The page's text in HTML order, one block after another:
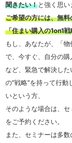
聞きたい！と強く思い
ご希望の方には、無
「住まい購入の1on1
もし、あなたが、「
で、今すぐ、自分の
など、緊急で解決し
の”戦略”を持って行
いという方、
そのような場合は、
をご予約ください。
また、セミナーは多